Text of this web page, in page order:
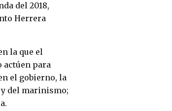
del 2018,
Herrera
la que el
actúen para
el gobierno, la
del marinismo;